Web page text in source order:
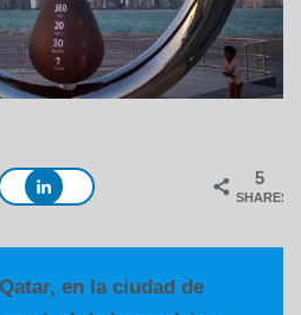
5
SHARES
en la ciudad de